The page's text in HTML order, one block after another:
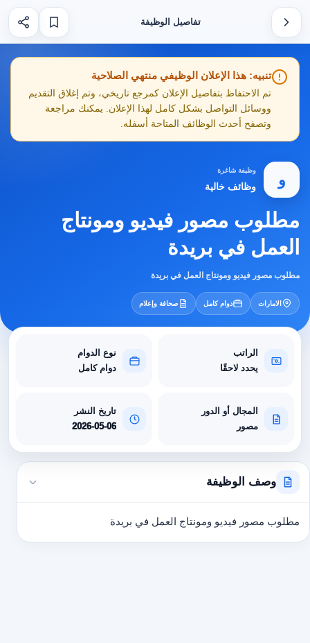
تفاصيل الوظيفة
تنبيه: هذا الإعلان الوظيفي منتهي الصلاحية
تم الاحتفاظ بتفاصيل الإعلان كمرجع تاريخي، وتم إغلاق التقديم
ووسائل التواصل بشكل كامل لهذا الإعلان. يمكنك مراجعة
وتصفح أحدث الوظائف المتاحة أسفله.
و
وظيفة شاغرة
وظائف خالية
مطلوب مصور فيديو ومونتاج
العمل في بريدة
مطلوب مصور فيديو ومونتاج العمل في بريدة
الامارات دوام كامل صحافة وإعلام
الراتب
يحدد لاحقًا
نوع الدوام
دوام كامل
المجال أو الدور
مصور
تاريخ النشر
2026-05-06
وصف الوظيفة
مطلوب مصور فيديو ومونتاج العمل في بريدة